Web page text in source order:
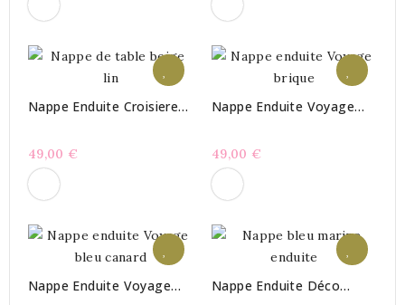
Nappe Enduite Croisiere
49,00 €
Nappe Enduite Voyage
49,00 €
Nappe Enduite Voyage
Nappe Enduite Déco